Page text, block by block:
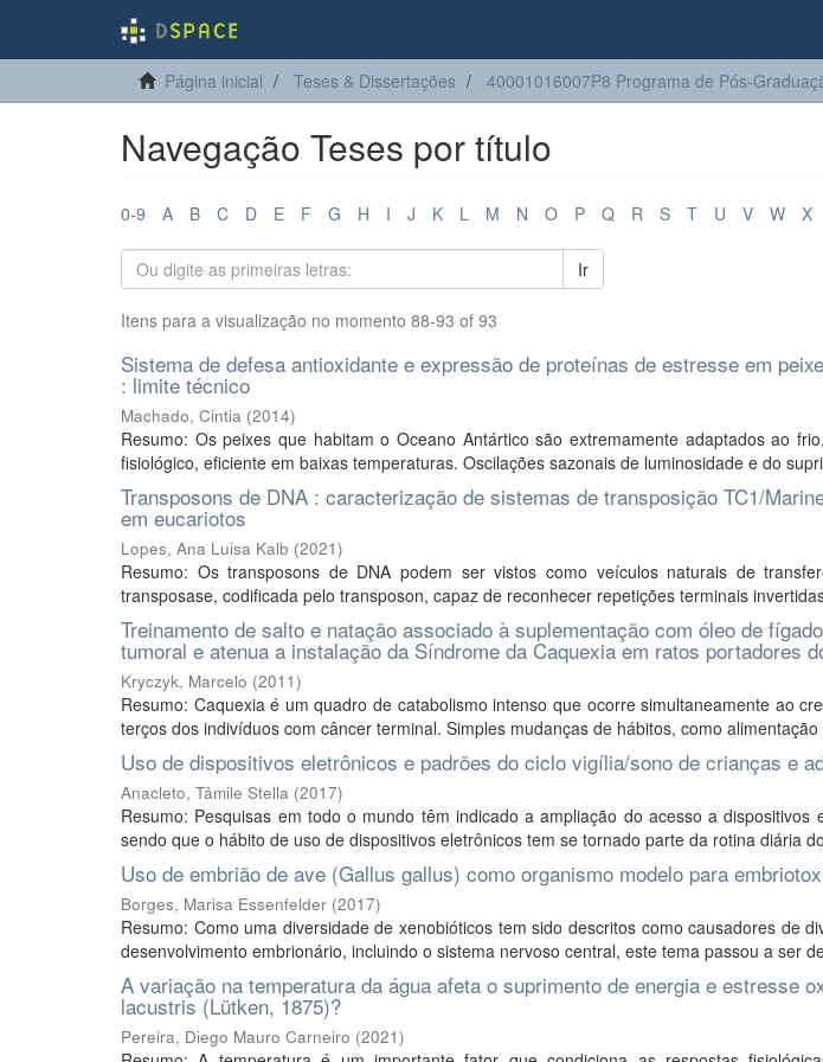
Página inicial Teses & Dissertações 40001016007P8 Programa de Pós-
Navegação Teses por título
0-9 A B C D E F G H I J K L M N O P Q R S T U V W X
Ir
Itens para a visualização no momento 88-93 of 93
Sistema de defesa antioxidante e expressão de proteínas de estresse em
: limite técnico
Machado, Cintia (2014)
Resumo: Os peixes que habitam o Oceano Antártico são extremamente adaptados ao
fisiológico, eficiente em baixas temperaturas. Oscilações sazonais de luminosidade e do
Transposons de DNA : caracterização de sistemas de transposição TC1/
em eucariotos
Lopes, Ana Luisa Kalb (2021)
Resumo: Os transposons de DNA podem ser vistos como veículos naturais de
transposase, codificada pelo transposon, capaz de reconhecer repetições terminais
Treinamento de salto e natação associado à suplementação com óleo de
tumoral e atenua a instalação da Síndrome da Caquexia em ratos portadores
Kryczyk, Marcelo (2011)
Resumo: Caquexia é um quadro de catabolismo intenso que ocorre simultaneamente ao
terços dos indivíduos com câncer terminal. Simples mudanças de hábitos, como
Uso de dispositivos eletrônicos e padrões do ciclo vigília/sono de crianças e
Anacleto, Tâmile Stella (2017)
Resumo: Pesquisas em todo o mundo têm indicado a ampliação do acesso a dispositivos
sendo que o hábito de uso de dispositivos eletrônicos tem se tornado parte da rotina diária
Uso de embrião de ave (Gallus gallus) como organismo modelo para
Borges, Marisa Essenfelder (2017)
Resumo: Como uma diversidade de xenobióticos tem sido descritos como causadores de
desenvolvimento embrionário, incluindo o sistema nervoso central, este tema passou a ser
A variação na temperatura da água afeta o suprimento de energia e estresse
lacustris (Lütken, 1875)?
Pereira, Diego Mauro Carneiro (2021)